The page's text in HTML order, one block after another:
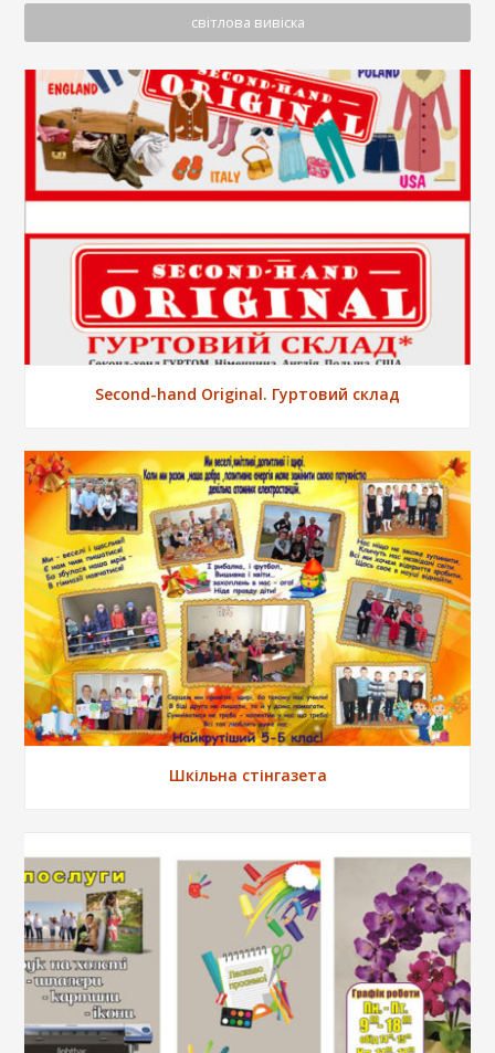
світлова вивіска
Second-hand Original. Гуртовий склад
Шкільна стінгазета